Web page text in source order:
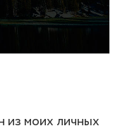
из моих личных